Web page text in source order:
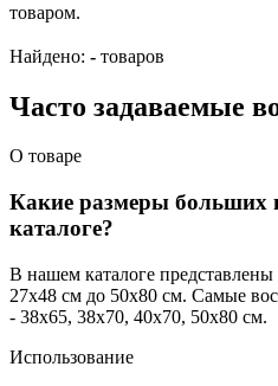
товаром.
Найдено: - товаров
Часто задаваемые
О товаре
Какие размеры больших
каталоге?
В нашем каталоге
27x48 см до 50x80 см. Самые
- 38x65, 38x70, 40x70, 50x80 см.
Использование